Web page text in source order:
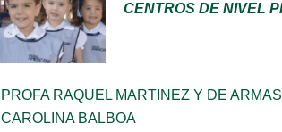
CENTROS DE NIVEL
PROFA RAQUEL MARTINEZ Y DE ARMAS
CAROLINA BALBOA